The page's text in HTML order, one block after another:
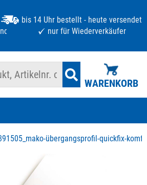
bis 14 Uhr bestellt - heute versendet
ab 125 €
nur für Wiederverkäufer
WARENKORB
übergangsprofil-quickfix-